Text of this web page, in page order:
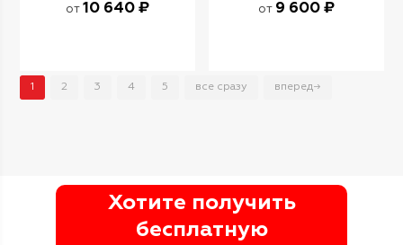
от 10 640 ₽ от 9 600 ₽
1 2 3 4 5 все сразу вперед→
Хотите получить
бесплатную